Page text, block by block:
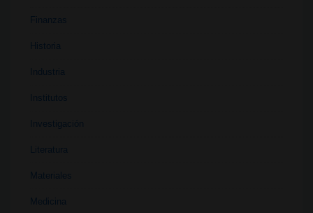
Finanzas
Historia
Industria
Institutos
Investigación
Literatura
Materiales
Medicina